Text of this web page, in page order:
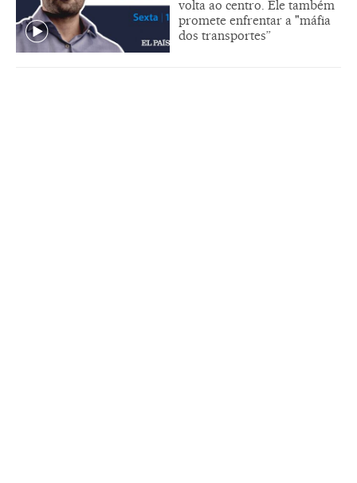
volta ao centro. Ele também
promete enfrentar a "máfia
dos transportes”